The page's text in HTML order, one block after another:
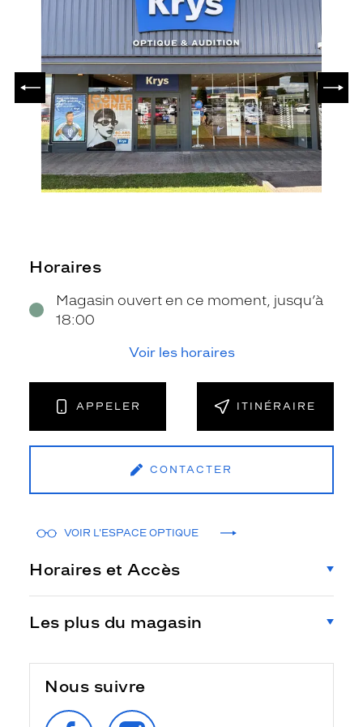
PRÉCÉDENT
Horaires
Magasin ouvert en ce moment, jusqu’à
18:00
Voir les horaires
APPELER ITINÉRAIRE
CONTACTER
VOIR L'ESPACE OPTIQUE
Horaires et Accès
Les plus du magasin
Nous suivre
SUIVEZ‑NOUSSUIVEZ‑NOUS